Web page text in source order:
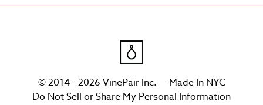
© 2014 - 2026 VinePair Inc. — Made In NYC
Do Not Sell or Share My Personal Information